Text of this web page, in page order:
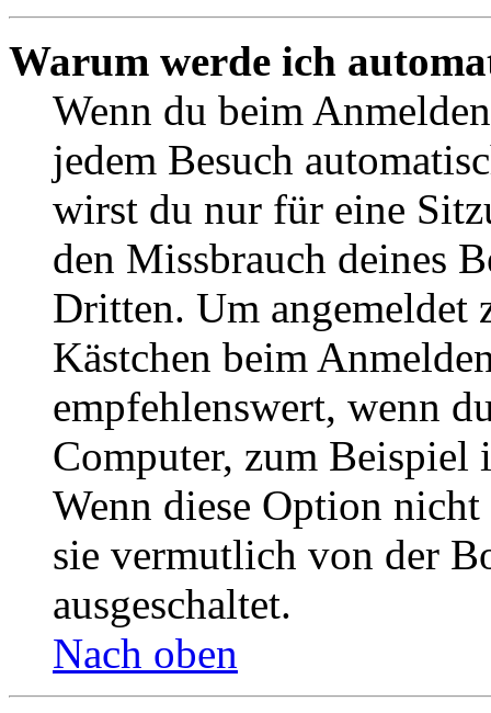
Warum werde ich
Wenn du beim
jedem Besuch
wirst du nur für eine
den Missbrauch deines
Dritten. Um angemeldet
Kästchen beim
empfehlenswert, wenn
Computer, zum Beispiel
Wenn diese Option
sie vermutlich von der
ausgeschaltet.
Nach oben